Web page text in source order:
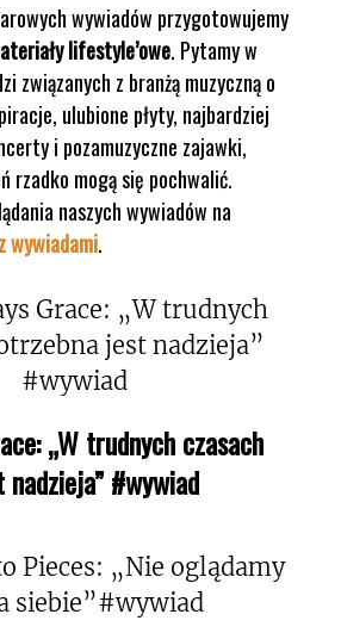
wywiadów przygotowujemy
lifestyle’owe. Pytamy w
związanych z branżą muzyczną o
ulubione płyty, najbardziej
i pozamuzyczne zajawki,
rzadko mogą się pochwalić.
naszych wywiadów na
wywiadami.
„W trudnych czasach
#wywiad